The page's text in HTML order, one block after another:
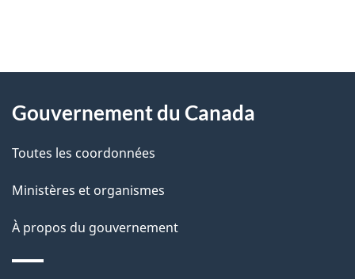
D
t
a
l
s
propos
ce
site
Gouvernement du Canada
Toutes les coordonnées
Ministères et organismes
À propos du gouvernement